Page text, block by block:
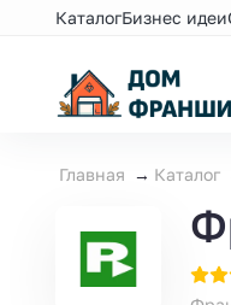
КаталогБизнес идеи
Главная Каталог